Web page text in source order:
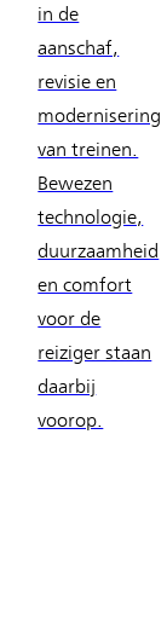
in de
aanschaf,
revisie en
modernisering
van treinen.
Bewezen
technologie,
duurzaamheid
en comfort
voor de
reiziger staan
daarbij
voorop.